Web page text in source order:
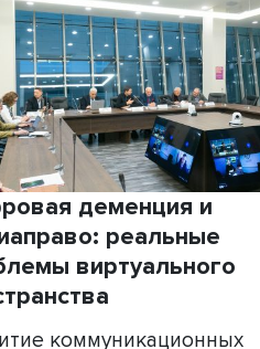
«Мы хотим,
точке мира
загуглить
Факультет
экономики
номер